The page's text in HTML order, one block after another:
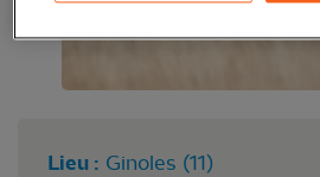
Lieu : Ginoles (11)